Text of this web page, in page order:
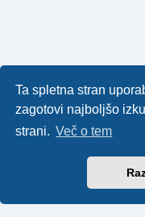
Ta spletna stran
zagotovi najboljšo
strani. Več o tem